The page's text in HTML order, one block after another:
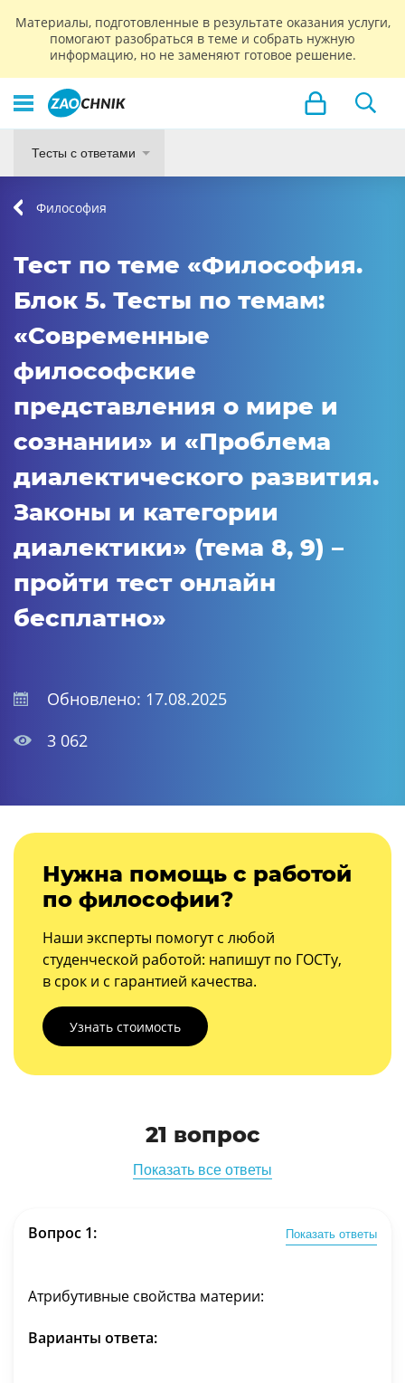
Материалы, подготовленные в результате оказания услуги,
помогают разобраться в теме и собрать нужную
информацию, но не заменяют готовое решение.
Тесты с ответами
Философия
Тест по теме «Философия.
Блок 5. Тесты по темам:
«Современные
философские
представления о мире и
сознании» и «Проблема
диалектического развития.
Законы и категории
диалектики» (тема 8, 9) –
пройти тест онлайн
бесплатно»
Обновлено: 17.08.2025
3 062
Нужна помощь с работой
по философии?
Наши эксперты помогут с любой
студенческой работой: напишут по ГОСТу,
в срок и с гарантией качества.
Узнать стоимость
21 вопрос
Показать все ответы
Вопрос 1: Показать ответы
Атрибутивные свойства материи:
Варианты ответа: